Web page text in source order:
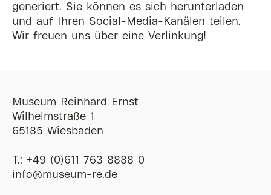
generiert. Sie können es sich herunterladen
und auf Ihren Social-Media-Kanälen teilen.
Wir freuen uns über eine Verlinkung!
Museum Reinhard Ernst
Wilhelmstraße 1
65185 Wiesbaden
T.: +49 (0)611 763 8888 0
ofni@museum-re de